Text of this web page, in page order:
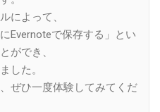
によって、
Evernoteで保存する」とい
ができ、
した。
ぜひ一度体験してみてくだ